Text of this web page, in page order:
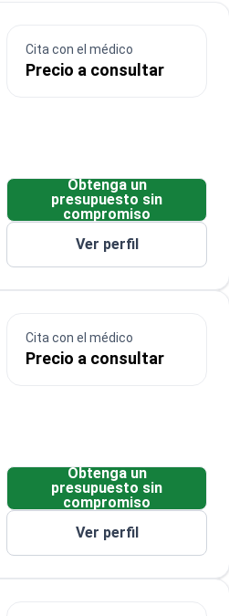
Cita con el médico
Precio a consultar
Obtenga un
presupuesto sin
compromiso
Ver perfil
Cita con el médico
Precio a consultar
Obtenga un
presupuesto sin
compromiso
Ver perfil